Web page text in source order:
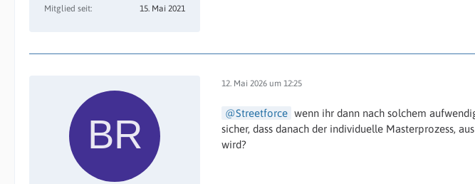
Mitglied seit
15. Mai 2021
12. Mai 2026 um 12:25
Streetforce wenn ihr dann nach solchem
sicher, dass danach der individuelle Masterprozess,
wird?